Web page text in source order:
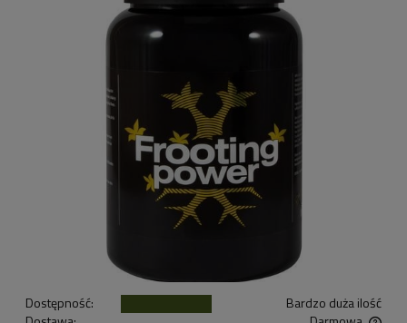
Dostępność:
Bardzo duża ilość